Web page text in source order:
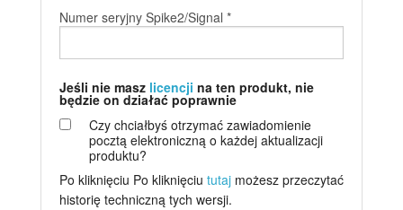
Numer seryjny Spike2/Signal *
Jeśli nie masz licencji na ten produkt, nie
będzie on działać poprawnie
Czy chciałbyś otrzymać zawiadomienie
pocztą elektroniczną o każdej aktualizacji
produktu?
Po kliknięciu Po kliknięciu tutajmożesz przeczytać
historię techniczną tych wersji.